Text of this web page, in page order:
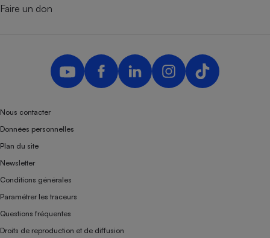
Faire un don
Nous contacter
Données personnelles
Plan du site
Newsletter
Conditions générales
Paramétrer les traceurs
Questions fréquentes
Droits de reproduction et de diffusion